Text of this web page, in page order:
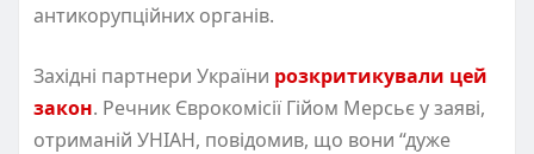
антикорупційних органів.
Західні партнери України розкритикували цей
закон. Речник Єврокомісії Гійом Мерсьє у заяві,
отриманій УНІАН, повідомив, що вони “дуже